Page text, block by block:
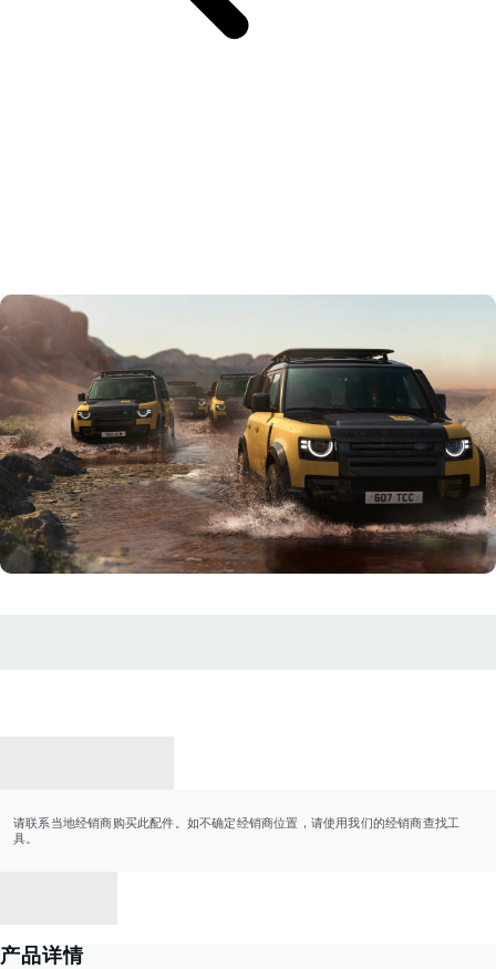
请联系当地经销商购买此配件。如不确定经销商位置，请使用我们的经销商查找工
具。
产品详情